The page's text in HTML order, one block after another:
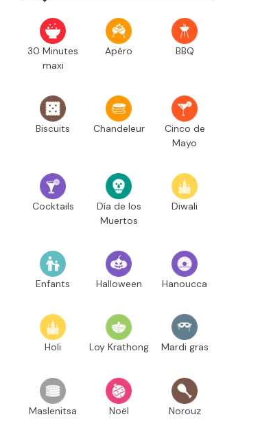
30 Minutes
maxi
Apéro BBQ
Biscuits Chandeleur
Cinco de
Mayo
Cocktails
Día de los
Muertos
Diwali
Enfants Halloween Hanoucca
Holi Loy Krathong Mardi gras
Maslenitsa Noël Norouz